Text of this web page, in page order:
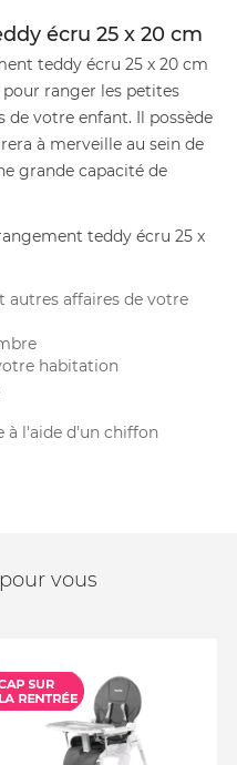
écru 25 x 20 cm
teddy écru 25 x 20 cm
ranger les petites
votre enfant. Il possède
à merveille au sein de
grande capacité de
teddy écru 25 x
autres affaires de votre
habitation
à l'aide d'un chiffon
vous